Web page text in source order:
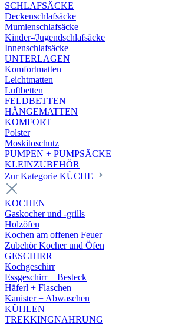
SCHLAFSÄCKE
Deckenschlafsäcke
Mumienschlafsäcke
Kinder-/Jugendschlafsäcke
Innenschlafsäcke
UNTERLAGEN
Komfortmatten
Leichtmatten
Luftbetten
FELDBETTEN
HÄNGEMATTEN
KOMFORT
Polster
Moskitoschutz
PUMPEN + PUMPSÄCKE
KLEINZUBEHÖR
Zur Kategorie KÜCHE
KOCHEN
Gaskocher und -grills
Holzöfen
Kochen am offenen Feuer
Zubehör Kocher und Öfen
GESCHIRR
Kochgeschirr
Essgeschirr + Besteck
Häferl + Flaschen
Kanister + Abwaschen
KÜHLEN
TREKKINGNAHRUNG